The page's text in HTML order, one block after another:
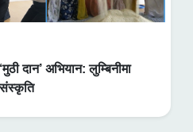
दान’ अभियान: लुम्बिनीमा